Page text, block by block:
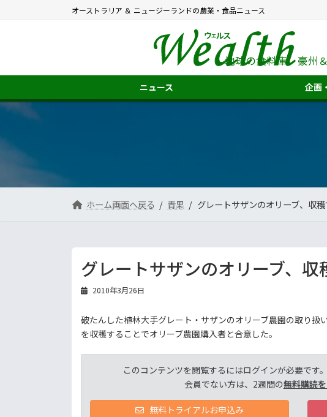
ッ
移
オーストラリア ＆ ニュージーランドの農業・食品ニュース
地球の食料庫、豪州
ニュース 企画
ホーム画面へ戻る 青果 グレートサザンのオリーブ、収
グレートサザンのオリーブ、収
2010年3月26日
破たんした植林大手グレート・サザンのオリーブ農園の取り扱
を収穫することでオリーブ農園購入者と合意した。
このコンテンツを閲覧するにはログインが必要です
会員でない方は、2週間の無料購読
無料トライアルお申込み